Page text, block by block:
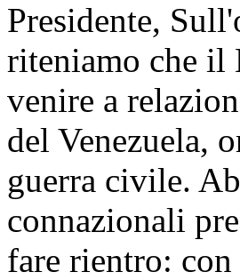
Presidente,
riteniamo che il
venire a
del Venezuela,
guerra civile.
connazionali
fare rientro: